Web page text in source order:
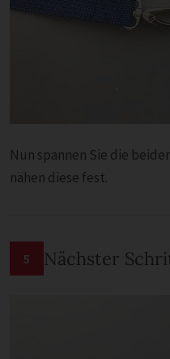
Nun spannen Sie die
nähen diese fest.
5 Nächster